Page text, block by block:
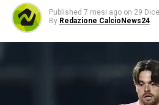
Published 7 mesi ago on 29
By Redazione CalcioNews24